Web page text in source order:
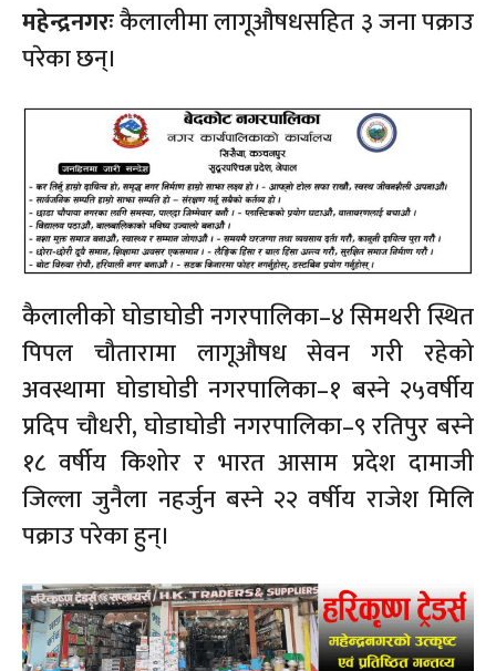
महेन्द्रनगरःकैलालीमा लागूऔषधसहित ३ जना पक्राउ
परेका छन्।
कैलालीको घोडाघोडी नगरपालिका–४ सिमथरी स्थित
पिपल चौतारामा लागूऔषध सेवन गरी रहेको
अवस्थामा घोडाघोडी नगरपालिका–१ बस्ने २५वर्षीय
प्रदिप चौधरी, घोडाघोडी नगरपालिका–९ रतिपुर बस्ने
१८ वर्षीय किशोर र भारत आसाम प्रदेश दामाजी
जिल्ला जुनैला नहर्जुन बस्ने २२ वर्षीय राजेश मिलि
पक्राउ परेका हुन्।